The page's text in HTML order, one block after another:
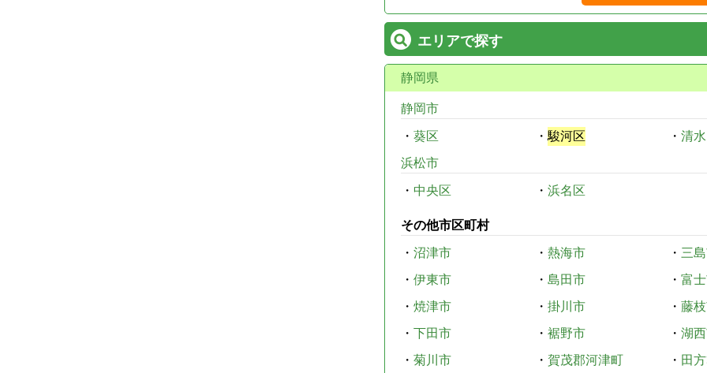
エリアで探す
静岡県
静岡市
・ 葵区 ・ 駿河区 ・ 清
浜松市
・ 中央区 ・ 浜名区
その他市区町村
・ 沼津市 ・ 熱海市 ・ 三
・ 伊東市 ・ 島田市 ・ 富
・ 焼津市 ・ 掛川市 ・ 藤
・ 下田市 ・ 裾野市 ・ 湖
・ 菊川市 ・ 賀茂郡河津町 ・ 田